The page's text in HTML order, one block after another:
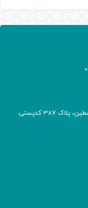
آدرس: پسـتی تهران، خیابان طالقانی، میدان فلسطین، پلاک 387 کدپستی: